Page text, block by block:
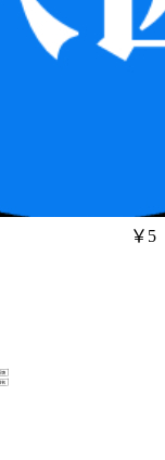
￥5